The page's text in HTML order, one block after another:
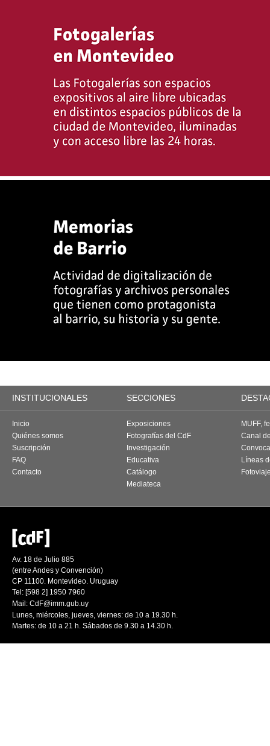
INSTITUCIONALES SECCIONES
Inicio
Quiénes somos
Suscripción
FAQ
Contacto
Exposiciones
Fotografías del CdF
Investigación
Educativa
Catálogo
Mediateca
MUFF,
Canal
Líneas
Av. 18 de Julio 885
(entre Andes y Convención)
CP 11100. Montevideo. Uruguay
Tel: [598 2] 1950 7960
Mail: CdF@imm.gub.uy
Lunes, miércoles, jueves, viernes: de 10 a 19.30 h.
Martes: de 10 a 21 h. Sábados de 9.30 a 14.30 h.